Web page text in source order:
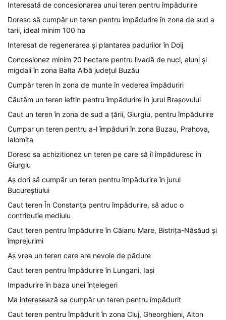
Interesată de concesionarea unui teren pentru împădurire
Doresc să cumpăr un teren pentru împădurire în zona de sud a
tarii, ideal minim 100 ha
Interesat de regenerarea și plantarea padurilor în Dolj
Concesionez minim 20 hectare pentru livadă de nuci, aluni și
migdali în zona Balta Albă județul Buzău
Cumpăr teren în zona de munte în vederea împăduriri
Căutăm un teren ieftin pentru împădurire în jurul Brașovului
Caut un teren în zona de sud a țării, Giurgiu, pentru împădurire
Cumpar un teren pentru a-l împăduri în zona Buzau, Prahova,
Ialomița
Doresc sa achizitionez un teren pe care să îl împăduresc în
Giurgiu
Aș dori să cumpăr un teren pentru împădurire în jurul
Bucureștiului
Caut teren În Constanța pentru împădurire, să aduc o
contributie mediulu
Caut teren pentru împădurire în Căianu Mare, Bistrița-Năsăud și
împrejurimi
Aș vrea un teren care are nevoie de pădure
Caut teren pentru împădurire în Lungani, Iași
Impadurire în baza unei înțelegeri
Ma interesează sa cumpăr un teren pentru împădurit
Caut teren pentru împădurit în zona Cluj, Gheorghieni, Aiton